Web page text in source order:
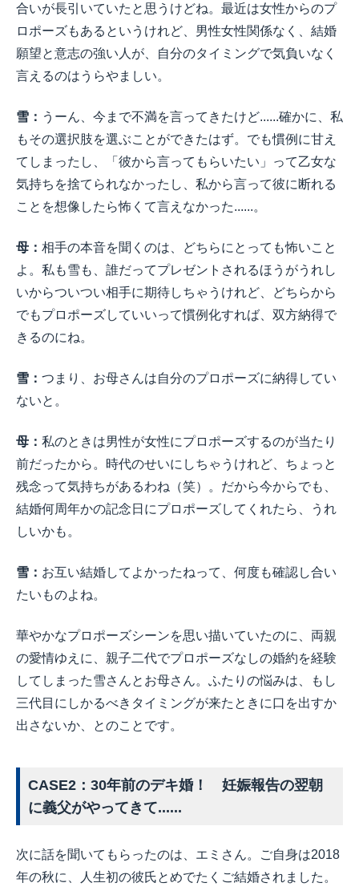
合いが長引いていたと思うけどね。最近は女性からのプ
ロポーズもあるというけれど、男性女性関係なく、結婚
願望と意志の強い人が、自分のタイミングで気負いなく
言えるのはうらやましい。
雪： うーん、今まで不満を言ってきたけど......確かに、私
もその選択肢を選ぶことができたはず。でも慣例に甘え
てしまったし、「彼から言ってもらいたい」って乙女な
気持ちを捨てられなかったし、私から言って彼に断れる
ことを想像したら怖くて言えなかった......。
母： 相手の本音を聞くのは、どちらにとっても怖いこと
よ。私も雪も、誰だってプレゼントされるほうがうれし
いからついつい相手に期待しちゃうけれど、どちらから
でもプロポーズしていいって慣例化すれば、双方納得で
きるのにね。
雪： つまり、お母さんは自分のプロポーズに納得してい
ないと。
母： 私のときは男性が女性にプロポーズするのが当たり
前だったから。時代のせいにしちゃうけれど、ちょっと
残念って気持ちがあるわね（笑）。だから今からでも、
結婚何周年かの記念日にプロポーズしてくれたら、うれ
しいかも。
雪： お互い結婚してよかったねって、何度も確認し合い
たいものよね。
華やかなプロポーズシーンを思い描いていたのに、両親
の愛情ゆえに、親子二代でプロポーズなしの婚約を経験
してしまった雪さんとお母さん。ふたりの悩みは、もし
三代目にしかるべきタイミングが来たときに口を出すか
出さないか、とのことです。
CASE2：30年前のデキ婚！ 妊娠報告の翌朝
に義父がやってきて......
次に話を聞いてもらったのは、エミさん。ご自身は2018
年の秋に、人生初の彼氏とめでたくご結婚されました。